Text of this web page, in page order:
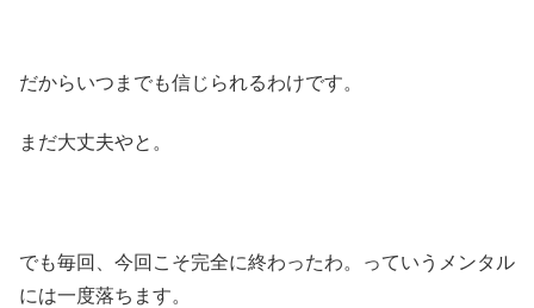
だからいつまでも信じられるわけです。
まだ大丈夫やと。
でも毎回、今回こそ完全に終わったわ。っていうメンタル
には一度落ちます。